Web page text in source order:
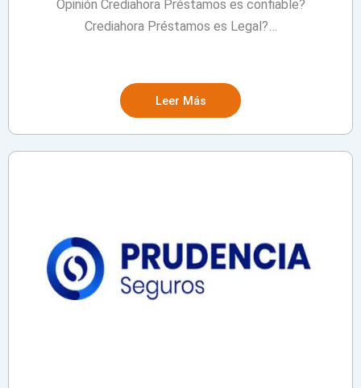
Opinión Crediahora Préstamos es confiable?
Crediahora Préstamos es Legal?…
Leer Más